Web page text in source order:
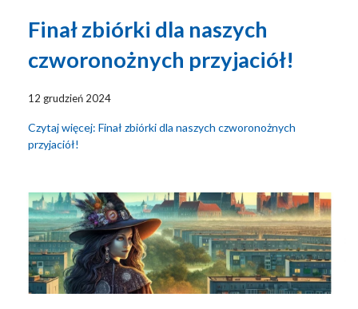
Finał zbiórki dla naszych
czworonożnych przyjaciół!
12 grudzień 2024
Czytaj więcej: Finał zbiórki dla naszych czworonożnych
przyjaciół!